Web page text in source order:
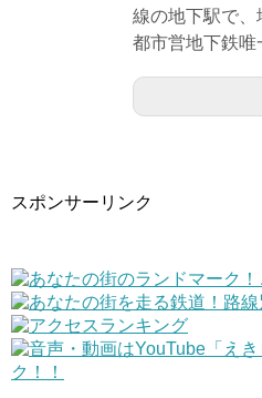
線の地下駅で
都市営地下鉄唯
スポンサーリンク